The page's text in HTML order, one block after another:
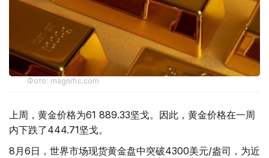
Фото: magnific.com
上周，黄金价格为61 889.33坚戈。因此，黄金价格在一周
内下跌了444.71坚戈。
8月6日，世界市场现货黄金盘中突破4300美元/盎司，为近